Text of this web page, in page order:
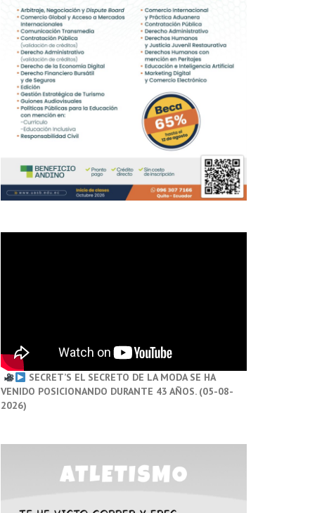
SECRET’S EL SECRETO DE LA MODA SE HA
VENIDO POSICIONANDO DURANTE 43 AÑOS. (05-08-
2026)